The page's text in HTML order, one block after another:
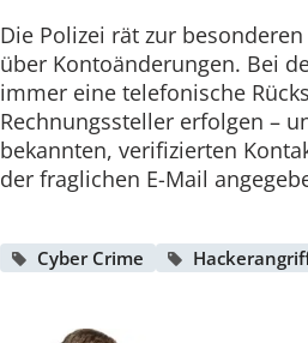
Die Polizei rät zur
über Kontoänderungen. Bei
immer eine telefonische
Rechnungssteller erfolgen –
bekannten, verifizierten
der fraglichen E-Mail
Cyber Crime